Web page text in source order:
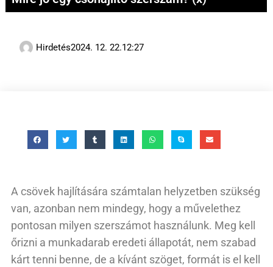
Hirdetés2024. 12. 22.12:27
A csövek hajlítására számtalan helyzetben szükség
van, azonban nem mindegy, hogy a művelethez
pontosan milyen szerszámot használunk. Meg kell
őrizni a munkadarab eredeti állapotát, nem szabad
kárt tenni benne, de a kívánt szöget, formát is el kell